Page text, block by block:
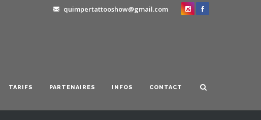
quimpertattooshow@gmail.com
TARIFS PARTENAIRES INFOS CONTACT